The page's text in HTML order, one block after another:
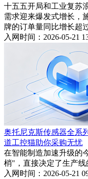
十五五开局和工业复苏
需求迎来爆发式增长，
牌的订单量同比增长超过
入网时间：2026-05-21
奥托尼克斯传感器全系
道工控猫助你采购无忧
在智能制造加速升级的
梢"，直接决定了生产线
入网时间：2026-05-21